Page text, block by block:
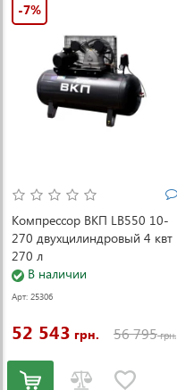
-7%
Компрессор ВКП LB550 10-
270 двухцилиндровый 4 квт
270 л
В наличии
Арт: 25306
52 543 грн. 56 795грн.